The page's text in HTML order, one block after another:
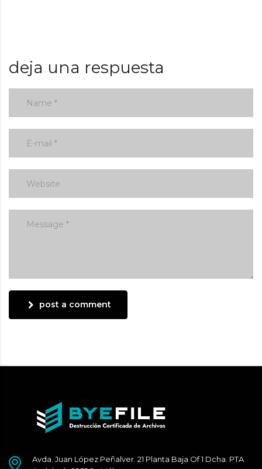
deja una respuesta
post a comment
Avda. Juan López Peñalver. 21 Planta Baja Of 1 Dcha. PTA